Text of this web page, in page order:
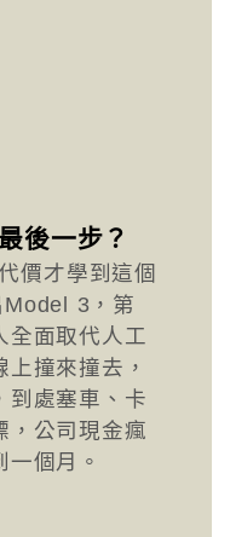
後一步？
價才學到這個
3，第
全面取代人工
撞來撞去，
到處塞車、卡
，公司現金瘋
個月。